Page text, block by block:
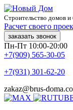
Строительство домов и
Расчет своего
заказать звонок
Пн-Пт 10:00-20:00
+7(909) 565-30-05
+7(931) 301-62-20
zakaz@brus-